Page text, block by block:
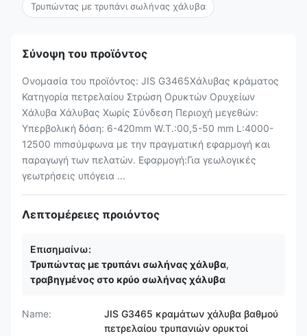
Τρυπώντας με τρυπάνι σωλήνας χάλυβα
Σύνοψη του προϊόντος
Ονομασία του προϊόντος: JIS G3465Χάλυβας κράματος
Κατηγορία πετρελαίου Στρώση Ορυκτών Ορυχείων
Χάλυβα Χάλυβας Χωρίς Σύνδεση Περιοχή μεγεθών:
Υπερβολική δόση: 6-420mm W.T.:00,5-50 mm L:4000-
12500 mmσύμφωνα με την πραγματική εφαρμογή και
παραγωγή των πελατών. Εφαρμογή:Για γεωλογικές
γεωτρήσεις υπόγεια ...
Λεπτομέρειες προιόντος
Επισημαίνω:
Τρυπώντας με τρυπάνι σωλήνας χάλυβα,
τραβηγμένος στο κρύο σωλήνας χάλυβα
Name:
JIS G3465 κραμάτων χάλυβα βαθμού
πετρελαίου τρυπανιών ορυκτοί